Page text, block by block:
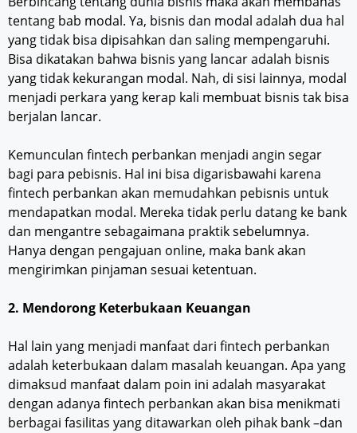
tentang bab modal. Ya, bisnis dan modal adalah dua hal
yang tidak bisa dipisahkan dan saling mempengaruhi.
Bisa dikatakan bahwa bisnis yang lancar adalah bisnis
yang tidak kekurangan modal. Nah, di sisi lainnya, modal
menjadi perkara yang kerap kali membuat bisnis tak bisa
berjalan lancar.
Kemunculan fintech perbankan menjadi angin segar
bagi para pebisnis. Hal ini bisa digarisbawahi karena
fintech perbankan akan memudahkan pebisnis untuk
mendapatkan modal. Mereka tidak perlu datang ke bank
dan mengantre sebagaimana praktik sebelumnya.
Hanya dengan pengajuan online, maka bank akan
mengirimkan pinjaman sesuai ketentuan.
2. Mendorong Keterbukaan Keuangan
Hal lain yang menjadi manfaat dari fintech perbankan
adalah keterbukaan dalam masalah keuangan. Apa yang
dimaksud manfaat dalam poin ini adalah masyarakat
dengan adanya fintech perbankan akan bisa menikmati
berbagai fasilitas yang ditawarkan oleh pihak bank –dan